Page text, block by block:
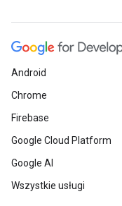
Android
Chrome
Firebase
Google Cloud Platform
Google AI
Wszystkie usługi